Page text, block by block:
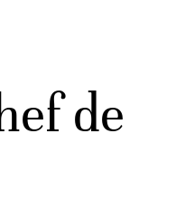
de